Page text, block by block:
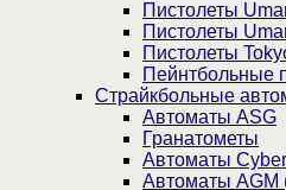
Пистолеты
Пистолеты
Пистолеты
Пейнтбольные
Страйкбольные
Автоматы ASG
Гранатометы
Автоматы
Автоматы AGM